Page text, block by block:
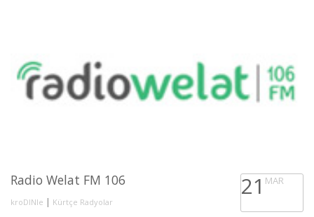
Radio Welat FM 106
kroDINle | Kürtçe Radyolar
21 MAR